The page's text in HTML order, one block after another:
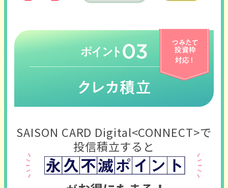
SAISON CARD Digital<CONNECT>で
投信積立すると